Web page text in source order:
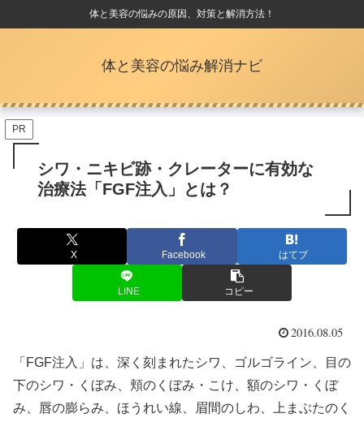
体と美容の悩みの原因、対策と解消方法！
体と美容の悩み解消ナビ
PR
シワ・ニキビ跡・クレーターに有効な
治療法「FGF注入」とは？
X Facebook はてブ
LINE コピー
2016.08.05
「FGF注入」は、深く刻まれたシワ、ゴルゴライン、目の
下のシワ・くぼみ、頬のくぼみ・こけ、額のシワ・くぼ
み、唇の膨らみ、ほうれい線、眉間のしわ、上まぶたのく